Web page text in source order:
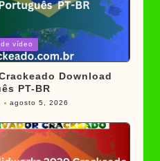
vídeo
Download
PT-BR
agosto 5, 2026